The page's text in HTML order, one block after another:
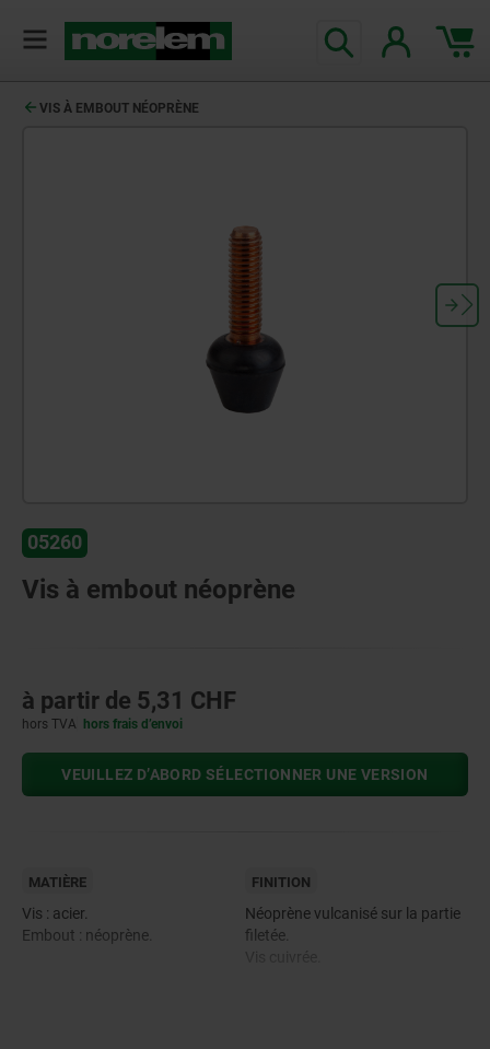
VIS À EMBOUT NÉOPRÈNE
05260
Vis à embout néoprène
à partir de 5,31 CHF
hors TVA hors frais d’envoi
VEUILLEZ D’ABORD SÉLECTIONNER UNE VERSION
MATIÈRE
Vis : acier.
Embout : néoprène.
FINITION
Néoprène vulcanisé sur la partie
filetée.